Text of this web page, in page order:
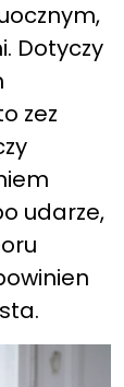
Dotyczy
zez
udarze,